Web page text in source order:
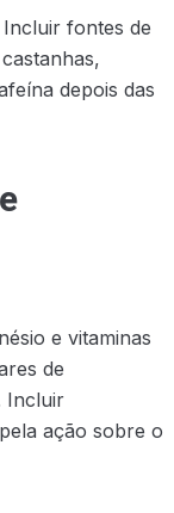
fontes de
depois das
e vitaminas
de
Incluir
ação sobre o